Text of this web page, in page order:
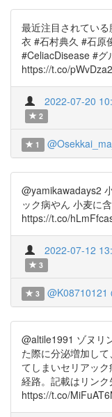
最近注目されてい
衣 #石村典久 #石原
#CeliacDisease #グ
https://t.co/
2022-07-20
2
1
@yamikawadays2
ック病やん 小麦に
https://t.co/
2022-07-12
3
3 @K08710121
@altile1991 ゾヌリ
た際に分泌増加し
てしまいセリアッ
経路。記載はリンク
https://t.co/